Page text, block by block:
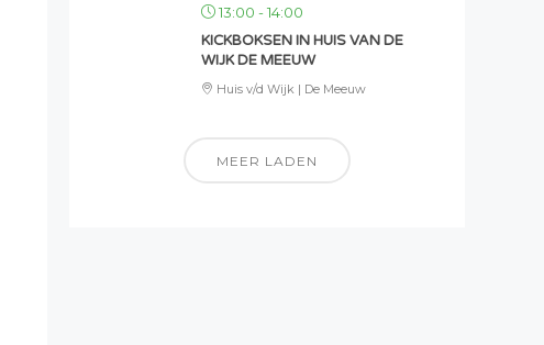
13:00 -14:00
KICKBOKSEN IN HUIS VAN DE
WIJK DE MEEUW
Huis v/d Wijk | De Meeuw
MEER LADEN